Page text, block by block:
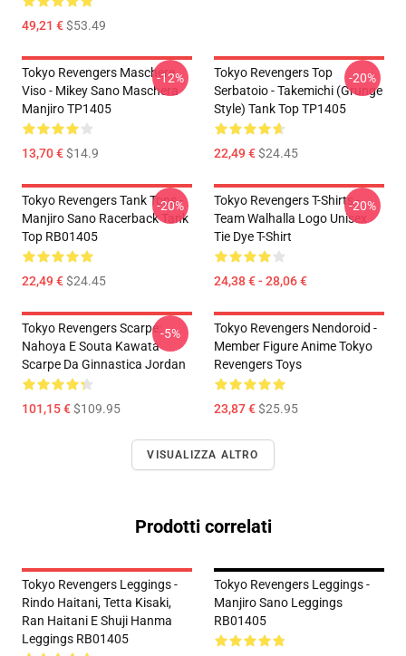
49,21 €$53.49
Tokyo Revengers Maschere
Viso - Mikey Sano Maschera
Manjiro TP1405
13,70 €$14.9
-12%
Tokyo Revengers Top
Serbatoio - Takemichi (Grunge
Style) Tank Top TP1405
22,49 €$24.45
-20%
Tokyo Revengers Tank Tops -
Manjiro Sano Racerback Tank
Top RB01405
22,49 €$24.45
-20%
Tokyo Revengers T-Shirts -
Team Walhalla Logo Unisex
Tie Dye T-Shirt
24,38 € - 28,06 €
-20%
Tokyo Revengers Scarpe:
Nahoya E Souta Kawata
Scarpe Da Ginnastica Jordan
101,15 €$109.95
-5%
Tokyo Revengers Nendoroid -
Member Figure Anime Tokyo
Revengers Toys
23,87 €$25.95
VISUALIZZA ALTRO
Prodotti correlati
Tokyo Revengers Leggings -
Rindo Haitani, Tetta Kisaki,
Ran Haitani E Shuji Hanma
Leggings RB01405
Tokyo Revengers Leggings -
Manjiro Sano Leggings
RB01405